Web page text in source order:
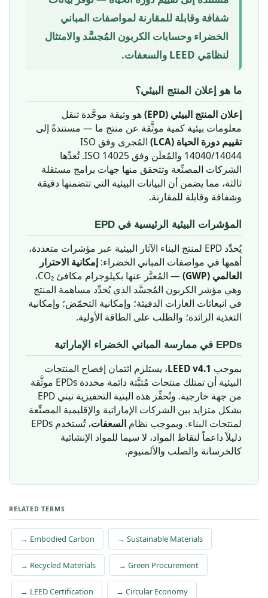
شفافة وقابلة للمقارنة لمواصفات المباني
الخضراء وحسابات الكربون المُجسَّد والامتثال
لنظامَي LEED والسعفات.
ما هو إعلان المنتج البيئي؟
إعلان المنتج البيئي (EPD)
هو وثيقة موحَّدة تنقل
معلومات بيئية كمية موثَّقة عن منتج ما — مستندةً إلى
تقييم دورة الحياة (LCA)
المُجرى وفق ISO
14040/14044 والمُعلَن وفق ISO 14025. تُعدِّها
الشركات المصنِّعة وتتحقق منها جهات برامج مستقلة
ثالثة، مما يضمن أن البيانات البيئية التي تتضمنها دقيقة
وشفافة وقابلة للمقارنة.
المؤشرات البيئية الرئيسية في EPD
يُحدِّد EPD لمنتج البناء الآثار البيئية عبر مؤشرات متعددة،
أهمها في مواصفات المباني الخضراء: إمكانية الاحترار
العالمي (GWP)
— المُعبَّر عنها بكيلوجرام مكافئ CO₂،
وهي مؤشر الكربون المُجسَّد الذي يُحدِّد مساهمة المنتج
في انبعاثات الغازات الدفيئة؛ وإمكانية التحمّض؛ وإمكانية
التغذية الزائدة؛ والطلب على الطاقة الأولية.
EPDs في ممارسة المباني الخضراء الإماراتية
بموجب LEED v4.1، يستلزم ائتمان إفصاح المنتجات
البيئية أن تمتلك منتجات مُثبَّتة دائمة محددة EPDs موثَّقة
من جهة خارجية. وتُحفِّز هذه البنية التحفيزية تبني EPD
بشكل متزايد بين الشركات الإماراتية والإقليمية المصنِّعة
لمنتجات البناء. وبموجب نظام السعفات
، تُستخدم EPDs
دليلاً داعماً لنقاط المواد، لا سيما للمواد الإنشائية
كالخرسانة والصلب والألمنيوم.
RELATED TERMS
→ Embodied Carbon → Sustainable Materials
→ Recycled Materials → Green Procurement
→ LEED Certification → Circular Economy